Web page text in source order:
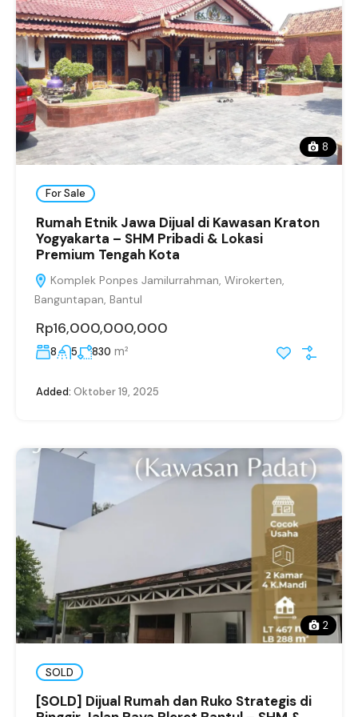
8
For Sale
Rumah Etnik Jawa Dijual di Kawasan Kraton
Yogyakarta – SHM Pribadi & Lokasi
Premium Tengah Kota
Komplek Ponpes Jamilurrahman, Wirokerten,
Banguntapan, Bantul
Rp16,000,000,000
8 5 830 m²
Added: Oktober 19, 2025
2
SOLD
[SOLD] Dijual Rumah dan Ruko Strategis di